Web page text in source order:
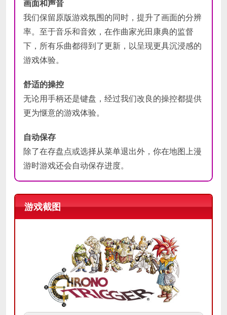
画面和声音
我们保留原版游戏氛围的同时，提升了画面的分辨
率。至于音乐和音效，在作曲家光田康典的监督
下，所有乐曲都得到了更新，以呈现更具沉浸感的
游戏体验。
舒适的操控
无论用手柄还是键盘，经过我们改良的操控都提供
更为惬意的游戏体验。
自动保存
除了在存盘点或选择从菜单退出外，你在地图上漫
游时游戏还会自动保存进度。
游戏截图